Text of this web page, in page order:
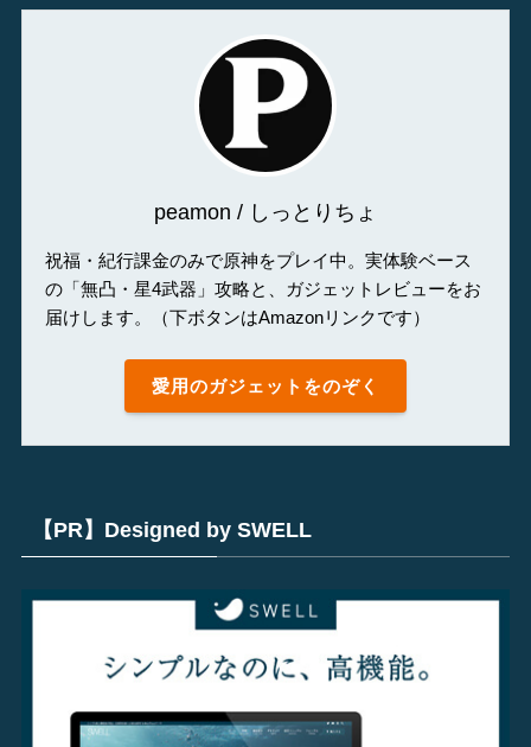
peamon / しっとりちょ
祝福・紀行課金のみで原神をプレイ中。実体験ベース
の「無凸・星4武器」攻略と、ガジェットレビューをお
届けします。（下ボタンはAmazonリンクです）
愛用のガジェットをのぞく
【PR】Designed by SWELL